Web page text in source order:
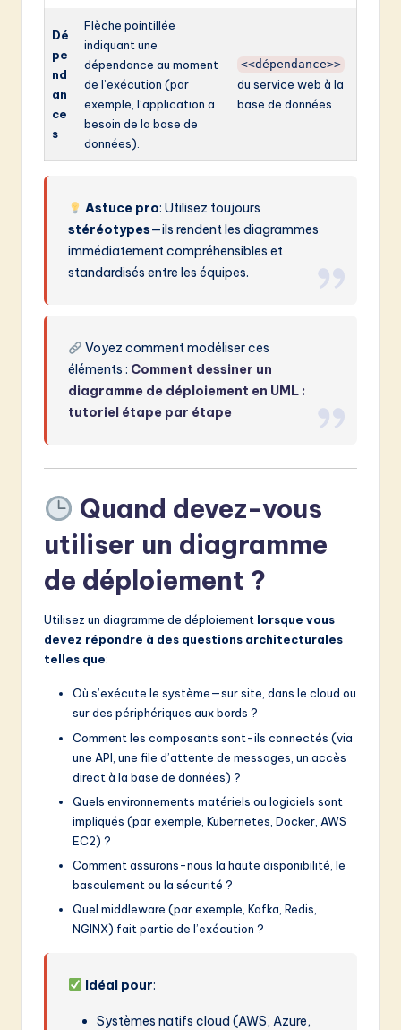
Dé
pe
nd
an
ce
s
Flèche pointillée
indiquant une
dépendance au moment
de l’exécution (par
exemple, l’application a
besoin de la base de
données).
<<dépendance>>
du service web à la
base de données
Astuce pro: Utilisez toujours
stéréotypes—ils rendent les diagrammes
immédiatement compréhensibles et
standardisés entre les équipes.
Voyez comment modéliser ces
éléments : Comment dessiner un
diagramme de déploiement en UML :
tutoriel étape par étape
Quand devez-vous
utiliser un diagramme
de déploiement ?
Utilisez un diagramme de déploiement lorsque vous
devez répondre à des questions architecturales
telles que:
Où s’exécute le système—sur site, dans le cloud ou
sur des périphériques aux bords ?
Comment les composants sont-ils connectés (via
une API, une file d’attente de messages, un accès
direct à la base de données) ?
Quels environnements matériels ou logiciels sont
impliqués (par exemple, Kubernetes, Docker, AWS
EC2) ?
Comment assurons-nous la haute disponibilité, le
basculement ou la sécurité ?
Quel middleware (par exemple, Kafka, Redis,
NGINX) fait partie de l’exécution ?
Idéal pour:
Systèmes natifs cloud (AWS, Azure,